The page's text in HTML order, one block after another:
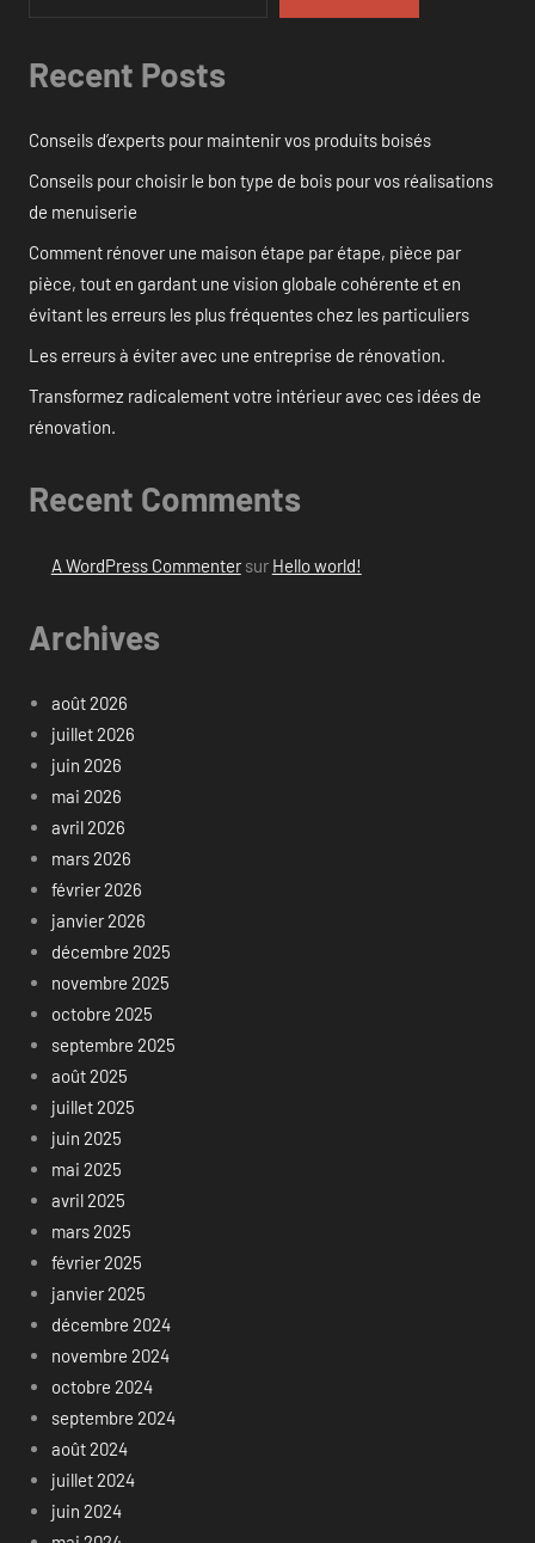
Recent Posts
Conseils d’experts pour maintenir vos produits boisés
Conseils pour choisir le bon type de bois pour vos réalisations
de menuiserie
Comment rénover une maison étape par étape, pièce par
pièce, tout en gardant une vision globale cohérente et en
évitant les erreurs les plus fréquentes chez les particuliers
Les erreurs à éviter avec une entreprise de rénovation.
Transformez radicalement votre intérieur avec ces idées de
rénovation.
Recent Comments
A WordPress Commentersur Hello world!
Archives
août 2026
juillet 2026
juin 2026
mai 2026
avril 2026
mars 2026
février 2026
janvier 2026
décembre 2025
novembre 2025
octobre 2025
septembre 2025
août 2025
juillet 2025
juin 2025
mai 2025
avril 2025
mars 2025
février 2025
janvier 2025
décembre 2024
novembre 2024
octobre 2024
septembre 2024
août 2024
juillet 2024
juin 2024